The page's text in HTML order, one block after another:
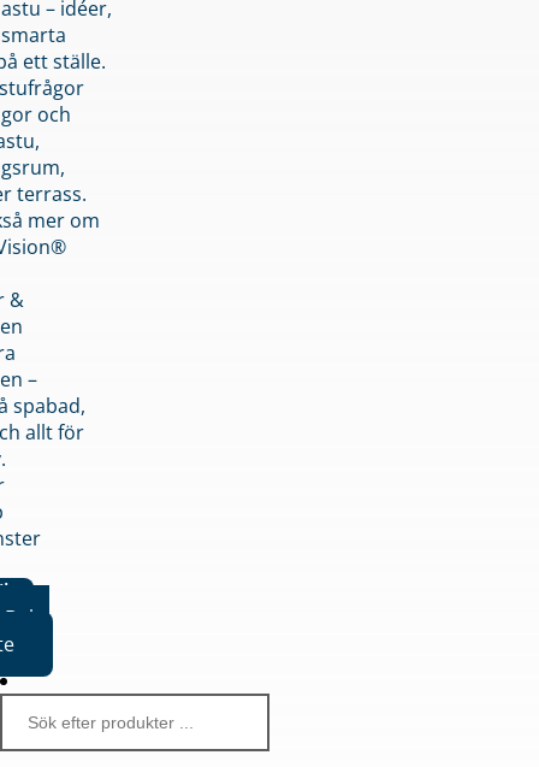
– idéer,
ett ställe.
och
terrass.
mer om
&
–
spabad,
allt för
Boka